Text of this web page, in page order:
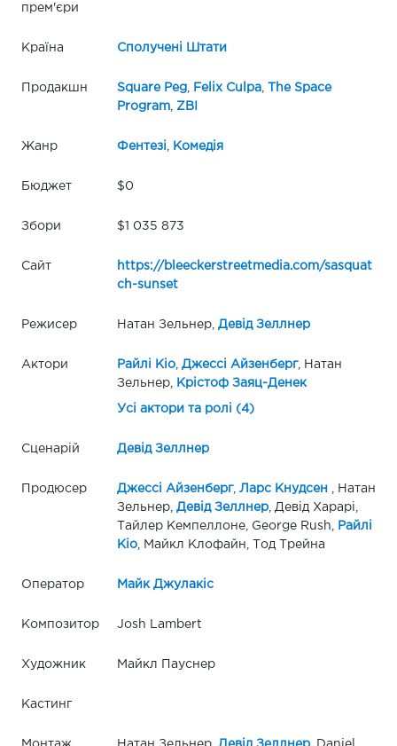
прем'єри
Країна Сполучені Штати
Продакшн Square Peg, Felix Culpa,
The Space
Program, ZBI
Жанр Фентезі Комедія
Бюджет $0
Збори $1 035 873
Сайт
https://bleeckerstreetmedia.com/sasquat
ch-sunset
Режисер Натан Зельнер, Девід Зеллнер
Актори Райлі Кіо, Джессі Айзенберг, Натан
Зельнер,
Крістоф Заяц-Денек
Усі актори та ролі (4)
Сценарій Девід Зеллнер
Продюсер Джессі Айзенберг, Ларс Кнудсен
, Натан
Зельнер, Девід Зеллнер, Девід Харарі,
Тайлер Кемпеллоне, George Rush,
Райлі
Кіо, Майкл Клофайн, Тод Трейна
Оператор Майк Джулакіс
Композитор Josh Lambert
Художник Майкл Пауснер
Кастинг